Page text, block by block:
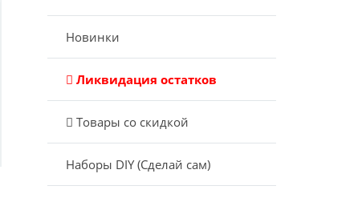
Новинки
Ликвидация остатков
Товары со скидкой
Наборы DIY (Сделай сам)